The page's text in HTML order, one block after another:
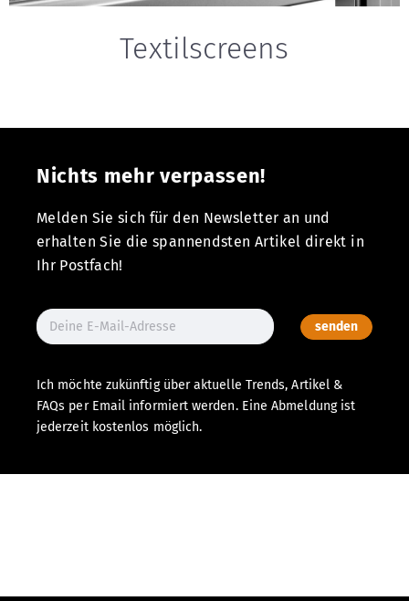
Textilscreens
Nichts mehr verpassen!
Melden Sie sich für den Newsletter an und
erhalten Sie die spannendsten Artikel direkt in
Ihr Postfach!
senden
Ich möchte zukünftig über aktuelle Trends, Artikel &
FAQs per Email informiert werden. Eine Abmeldung ist
jederzeit kostenlos möglich.